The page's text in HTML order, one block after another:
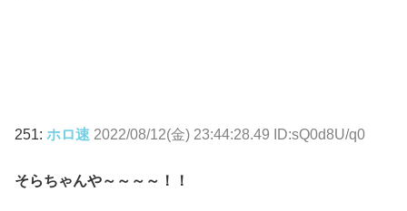
251: ホロ速 2022/08/12(金) 23:44:28.49 ID:sQ0d8U/q0
そらちゃんや～～～～！！